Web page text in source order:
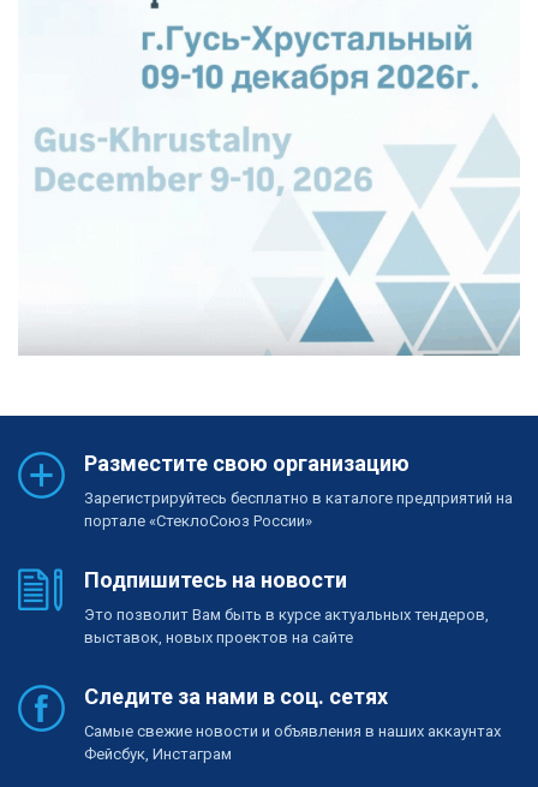
Разместите свою организацию
Зарегистрируйтесь бесплатно в каталоге предприятий на
портале «СтеклоСоюз России»
Подпишитесь на новости
Это позволит Вам быть в курсе актуальных тендеров,
выставок, новых проектов на сайте
Следите за нами в соц. сетях
Самые свежие новости и объявления в наших аккаунтах
Фейсбук, Инстаграм